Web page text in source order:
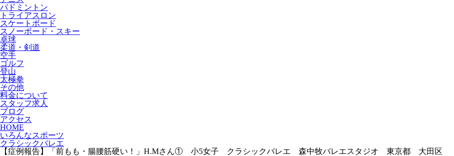
バドミントン
トライアスロン
スケートボード
スノーボード・スキー
卓球
柔道・剣道
空手
ゴルフ
登山
太極拳
その他
料金について
スタッフ求人
ブログ
アクセス
HOME
いろんなスポーツ
クラシックバレエ
【症例報告】「前もも・腸腰筋硬い！」H.Mさん① 小5女子 クラシックバレエ 森中牧バレエスタジオ 東京都 大田区